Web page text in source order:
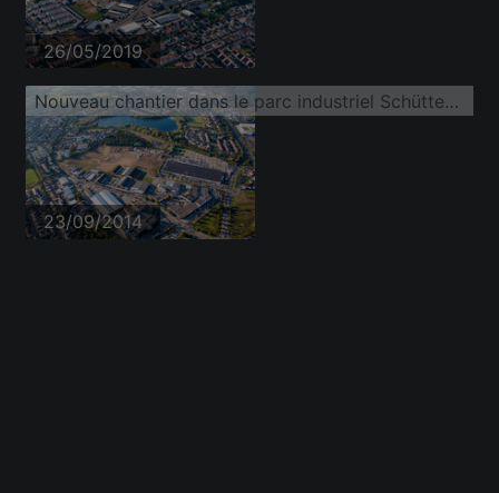
26/05/2019
Nouveau chantier dans le parc industriel Schütte-Lanz-Park
23/09/2014